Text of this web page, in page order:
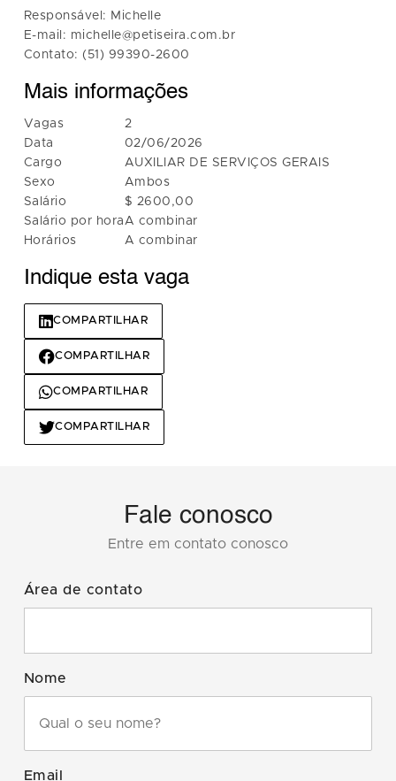
Responsável: Michelle
E-mail: michelle@petiseira.com.br
Contato: (51) 99390-2600
Mais informações
Vagas
Data
Cargo
Sexo
Salário
Salário por hora
Horários
2
02/06/2026
AUXILIAR DE SERVIÇOS GERAIS
Ambos
$ 2600,00
A combinar
A combinar
Indique esta vaga
COMPARTILHAR
COMPARTILHAR
COMPARTILHAR
COMPARTILHAR
Fale conosco
Entre em contato conosco
Área de contato
Nome
Email